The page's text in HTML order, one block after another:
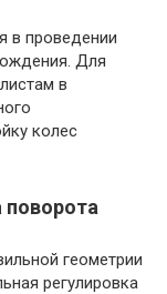
в проведении
Для
в
колес
поворота
геометрии
регулировка